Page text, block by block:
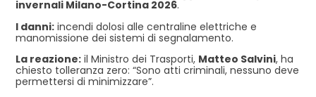
invernali Milano-Cortina 2026.
I danni: incendi dolosi alle centraline elettriche e
manomissione dei sistemi di segnalamento.
La reazione: il Ministro dei Trasporti, Matteo Salvini, ha
chiesto tolleranza zero: “Sono atti criminali, nessuno deve
permettersi di minimizzare”.